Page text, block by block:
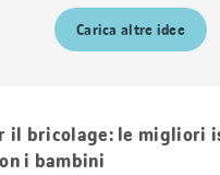
Carica altre idee
il bricolage: le migliori
i bambini